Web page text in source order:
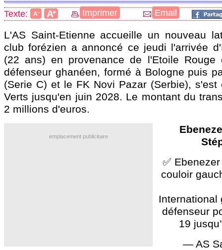
Texte: A- A+ Imprimer Email
L'AS Saint-Etienne accueille un nouveau
club forézien a annoncé ce jeudi l'arrivée
(22 ans) en provenance de l'Etoile Rouge
défenseur ghanéen, formé à Bologne puis
(Serie C) et le FK Novi Pazar (Serbie), s'est
Verts jusqu'en juin 2028. Le montant du
2 millions d'euros.
emplacement publicitaire
✅
couloir
défenseur
19
— AS